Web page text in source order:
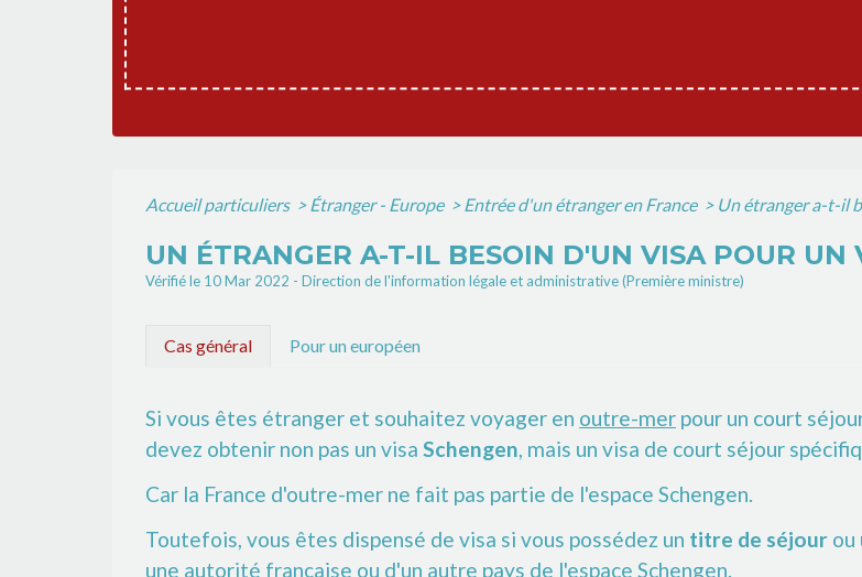
Accueil particuliers > Étranger - Europe > Entrée d'un étranger en France > Un étranger a-t-il
UN ÉTRANGER A-T-IL BESOIN D'UN VISA POUR UN
Vérifié le 10 Mar 2022 - Direction de l'information légale et administrative (Première ministre)
Cas général Pour un européen
Si vous êtes étranger et souhaitez voyager en outre-mer pour un court
devez obtenir non pas un visa Schengen , mais un visa de court séjour
Car la France d'outre-mer ne fait pas partie de l'espace Schengen.
Toutefois, vous êtes dispensé de visa si vous possédez un titre de séjour ou
une autorité française ou d'un autre pays de l'espace Schengen.